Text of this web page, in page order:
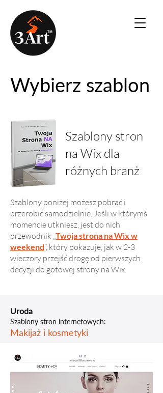
Wybierz szablon
Szablony stron
na Wix dla
różnych branż
​Szablony poniżej możesz pobrać i
przerobić samodzielnie. Jeśli w którymś
momencie utkniesz, jest do nich
przewodnik „Twoja strona na Wix w
weekend”, który pokazuje, jak w 2-3
wieczory przejść drogę od pierwszych
decyzji do gotowej strony na Wix.
Uroda
Szablony stron internetowych:
Makijaż i kosmetyki